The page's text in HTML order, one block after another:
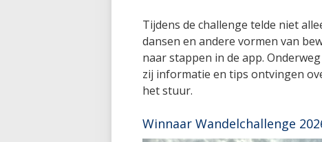
Tijdens de challenge telde niet
dansen en andere vormen van
naar stappen in de app.
zij informatie en tips ontvingen
het stuur.
Winnaar Wandelchallenge